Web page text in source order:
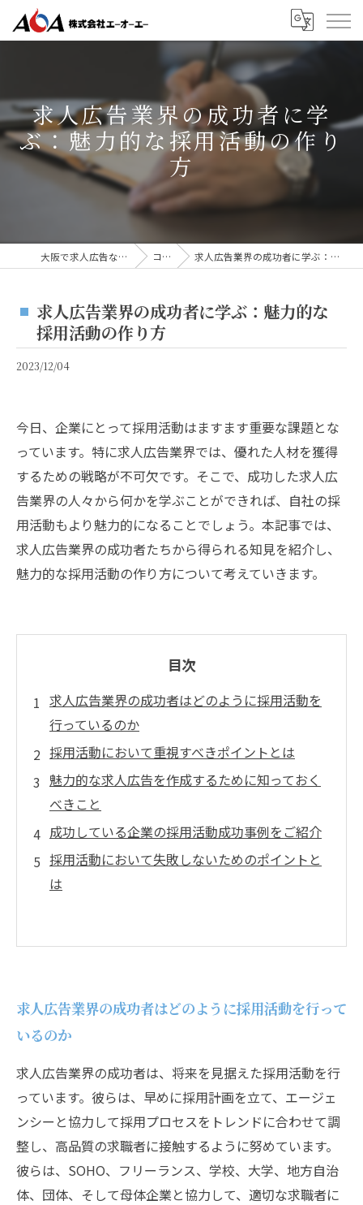
求人広告業界の成功者に学
ぶ：魅力的な採用活動の作り
方
大阪で求人広告なら株式会社AOA コラム 求人広告業界の成功者に学ぶ：魅力的な採用活動の作り方
求人広告業界の成功者に学ぶ：魅力的な
採用活動の作り方
2023/12/04
今日、企業にとって採用活動はますます重要な課題とな
っています。特に求人広告業界では、優れた人材を獲得
するための戦略が不可欠です。そこで、成功した求人広
告業界の人々から何かを学ぶことができれば、自社の採
用活動もより魅力的になることでしょう。本記事では、
求人広告業界の成功者たちから得られる知見を紹介し、
魅力的な採用活動の作り方について考えていきます。
目次
求人広告業界の成功者はどのように採用活動を
行っているのか
採用活動において重視すべきポイントとは
魅力的な求人広告を作成するために知っておく
べきこと
成功している企業の採用活動成功事例をご紹介
採用活動において失敗しないためのポイントと
は
求人広告業界の成功者はどのように採用活動を行って
いるのか
求人広告業界の成功者は、将来を見据えた採用活動を行
っています。彼らは、早めに採用計画を立て、エージェ
ンシーと協力して採用プロセスをトレンドに合わせて調
整し、高品質の求職者に接触するように努めています。
彼らは、SOHO、フリーランス、学校、大学、地方自治
体、団体、そして母体企業と協力して、適切な求職者に